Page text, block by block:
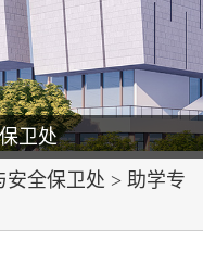
卫处
安全保卫处 > 助学专